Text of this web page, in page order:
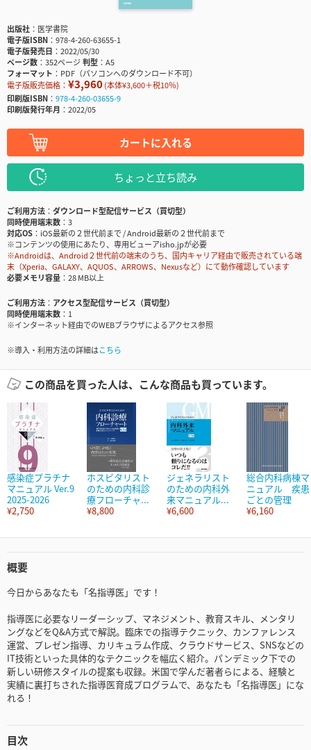
出版社
医学書院
電子版ISBN
978-4-260-63655-1
電子版発売日
2022/05/30
ページ数
352ページ判型
A5
フォーマット
PDF（パソコンへのダウンロード不可）
電子版販売価格： ¥3,960(本体¥3,600＋税10％)
印刷版ISBN
978-4-260-03655-9
印刷版発行年月
2022/05
カートに入れる
ちょっと立ち読み
ご利用方法
ダウンロード型配信サービス（買切型）
同時使用端末数
3
対応OS
iOS最新の２世代前まで / Android最新の２世代前まで
※コンテンツの使用にあたり、専用ビューアisho.jpが必要
※Androidは、Android２世代前の端末のうち、国内キャリア経由で販売されている端
末（Xperia、GALAXY、AQUOS、ARROWS、Nexusなど）にて動作確認しています
必要メモリ容量
28 MB以上
ご利用方法
アクセス型配信サービス（買切型）
同時使用端末数
1
※インターネット経由でのWEBブラウザによるアクセス参照
※導入・利用方法の詳細はこちら
この商品を買った人は、こんな商品も買っています。
感染症プラチナ
マニュアル Ver.9
2025-2026
¥2,750
ホスピタリスト
のための内科診
療フローチャ...
¥8,800
ジェネラリスト
のための内科外
来マニュアル...
¥6,600
総合内科病棟マ
ニュアル 疾患
ごとの管理
¥6,160
概要
今日からあなたも「名指導医」です！
指導医に必要なリーダーシップ、マネジメント、教育スキル、メンタリ
ングなどをQ&A方式で解説。臨床での指導テクニック、カンファレンス
運営、プレゼン指導、カリキュラム作成、クラウドサービス、SNSなどの
IT技術といった具体的なテクニックを幅広く紹介。パンデミック下での
新しい研修スタイルの提案も収録。米国で学んだ著者らによる、経験と
実績に裏打ちされた指導医育成プログラムで、あなたも「名指導医」にな
れる！
目次